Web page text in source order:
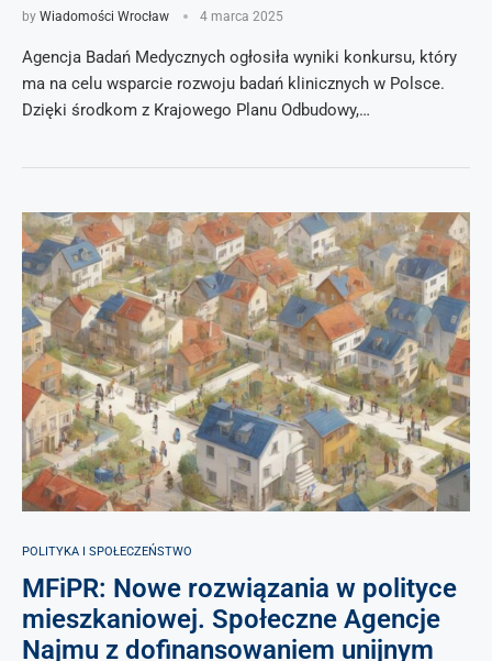
by Wiadomości Wrocław 4 marca 2025
Agencja Badań Medycznych ogłosiła wyniki konkursu, który
ma na celu wsparcie rozwoju badań klinicznych w Polsce.
Dzięki środkom z Krajowego Planu Odbudowy,…
POLITYKA I SPOŁECZEŃSTWO
MFiPR: Nowe rozwiązania w polityce
mieszkaniowej. Społeczne Agencje
Najmu z dofinansowaniem unijnym